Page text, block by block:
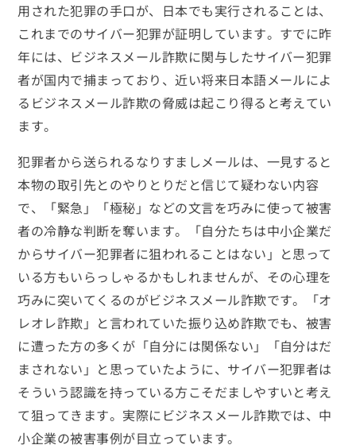
用された犯罪の手口が、日本でも実行されることは、
これまでのサイバー犯罪が証明しています。すでに昨
年には、ビジネスメール詐欺に関与したサイバー犯罪
者が国内で捕まっており、近い将来日本語メールによ
るビジネスメール詐欺の脅威は起こり得ると考えてい
ます。
犯罪者から送られるなりすましメールは、一見すると
本物の取引先とのやりとりだと信じて疑わない内容
で、「緊急」「極秘」などの文言を巧みに使って被害
者の冷静な判断を奪います。「自分たちは中小企業だ
からサイバー犯罪者に狙われることはない」と思って
いる方もいらっしゃるかもしれませんが、その心理を
巧みに突いてくるのがビジネスメール詐欺です。「オ
レオレ詐欺」と言われていた振り込め詐欺でも、被害
に遭った方の多くが「自分には関係ない」「自分はだ
まされない」と思っていたように、サイバー犯罪者は
そういう認識を持っている方こそだましやすいと考え
て狙ってきます。実際にビジネスメール詐欺では、中
小企業の被害事例が目立っています。